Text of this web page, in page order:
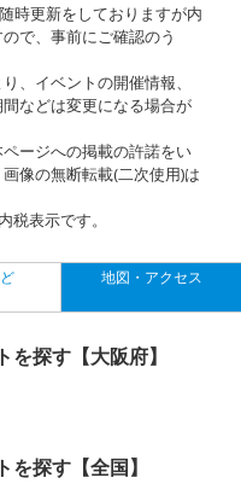
時更新をしておりますが内
で、事前にご確認のう
、イベントの開催情報、
などは変更になる場合が
ージへの掲載の許諾をい
像の無断転載(二次使用)は
表示です。
地図・アクセス
探す【大阪府】
探す【全国】